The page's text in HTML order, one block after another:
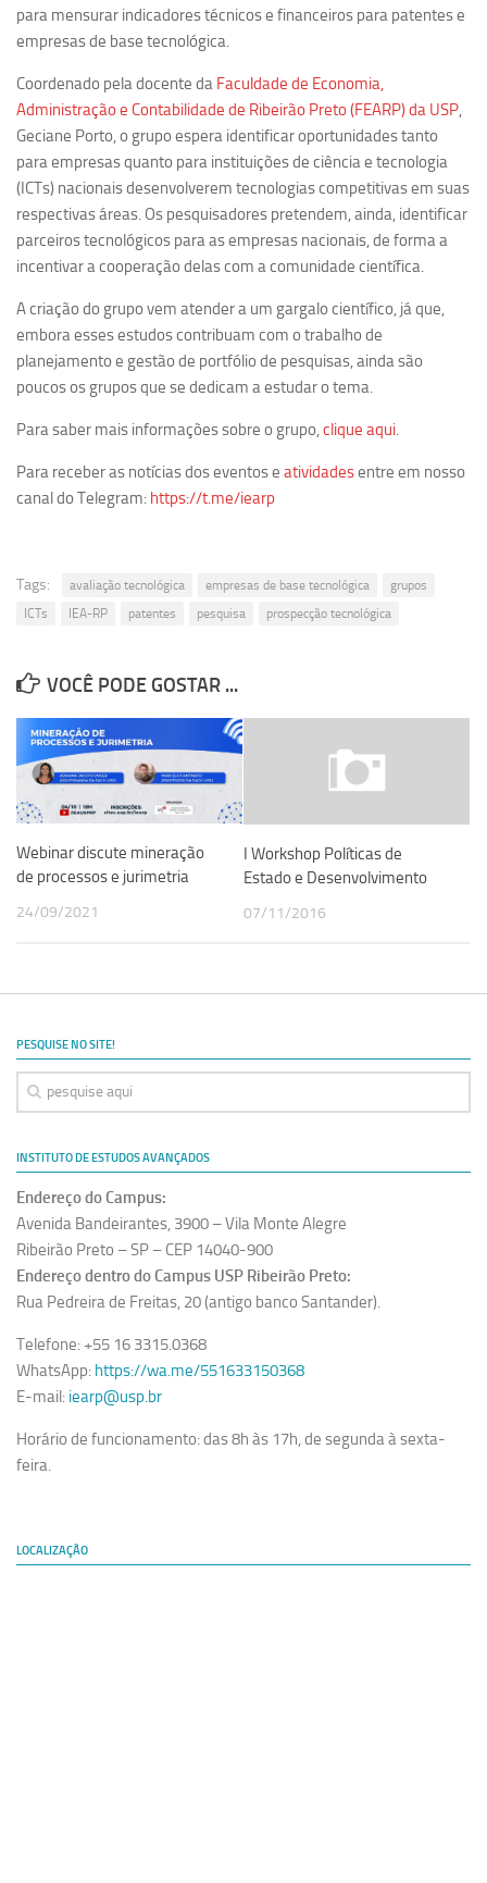
Programas Ano Sabático Encerrados
Cíntia Rosa Pereira de Lima
Cristina Godoy Bernardo de Oliveira (FDRP)
Fabiana Cristina Severi (FDRP)
Fernando de Lima Caneppele
Maria Paula Costa Bertran
Professor Sênior
Professores Seniores Encerrados
Institucional
Ciência com Pipoca
Pint of Science
USP Analisa
Publicações
Clipping
Documentos
Relatórios
Newsletter
para mensurar indicadores técnicos e financeiros para patentes e
empresas de base tecnológica.
Coordenado pela docente da Faculdade de Economia,
Administração e Contabilidade de Ribeirão Preto (FEARP) da USP
Geciane Porto, o grupo espera identificar oportunidades tanto
para empresas quanto para instituições de ciência e tecnologia
(ICTs) nacionais desenvolverem tecnologias competitivas em suas
respectivas áreas. Os pesquisadores pretendem, ainda, identificar
parceiros tecnológicos para as empresas nacionais, de forma a
incentivar a cooperação delas com a comunidade científica.
A criação do grupo vem atender a um gargalo científico, já que,
embora esses estudos contribuam com o trabalho de
planejamento e gestão de portfólio de pesquisas, ainda são
poucos os grupos que se dedicam a estudar o tema.
Para saber mais informações sobre o grupo, clique aqui
Para receber as notícias dos eventos e atividadesentre em nosso
canal do Telegram: https://t.me/iearp
Tags: avaliação tecnológica empresas de base tecnológica
grupos
ICTs
IEA-RP patentes pesquisa prospecção tecnológica
VOCÊ PODE GOSTAR ...
Webinar discute mineração
de processos e jurimetria
24/09/2021
I Workshop Políticas de
Estado e Desenvolvimento​
07/11/2016
PESQUISE NO SITE!
INSTITUTO DE ESTUDOS AVANÇADOS
Endereço do Campus:
Avenida Bandeirantes, 3900 – Vila Monte Alegre
Ribeirão Preto – SP – CEP 14040-900
Endereço dentro do Campus USP Ribeirão Preto:
Rua Pedreira de Freitas, 20 (antigo banco Santander).
Telefone: +55 16 3315.0368
WhatsApp: https://wa.me/551633150368
E-mail: iearp@usp.br
Horário de funcionamento: das 8h às 17h, de segunda à sexta-
feira.
LOCALIZAÇÃO